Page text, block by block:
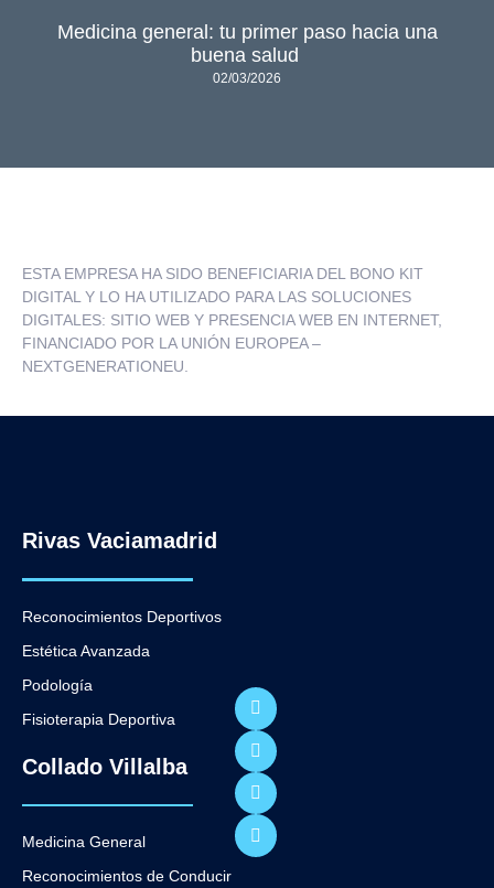
Medicina general: tu primer paso hacia una
buena salud
02/03/2026
ESTA EMPRESA HA SIDO BENEFICIARIA DEL BONO KIT
DIGITAL Y LO HA UTILIZADO PARA LAS SOLUCIONES
DIGITALES: SITIO WEB Y PRESENCIA WEB EN INTERNET,
FINANCIADO POR LA UNIÓN EUROPEA –
NEXTGENERATIONEU.
Rivas Vaciamadrid
Reconocimientos Deportivos
Estética Avanzada
Podología
Fisioterapia Deportiva
Collado Villalba
Medicina General
Reconocimientos de Conducir